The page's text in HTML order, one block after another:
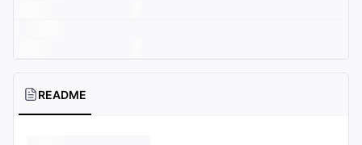
README